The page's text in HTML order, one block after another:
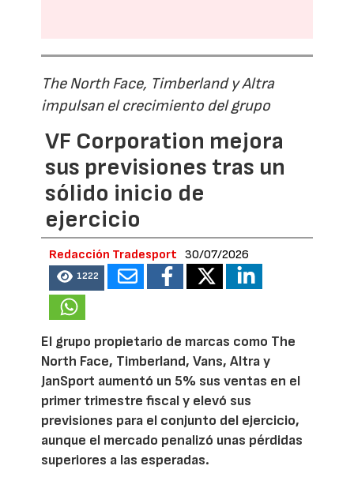
The North Face, Timberland y Altra
impulsan el crecimiento del grupo
VF Corporation mejora
sus previsiones tras un
sólido inicio de
ejercicio
Redacción Tradesport 30/07/2026
1222
El grupo propietario de marcas como The
North Face, Timberland, Vans, Altra y
JanSport aumentó un 5% sus ventas en el
primer trimestre fiscal y elevó sus
previsiones para el conjunto del ejercicio,
aunque el mercado penalizó unas pérdidas
superiores a las esperadas.